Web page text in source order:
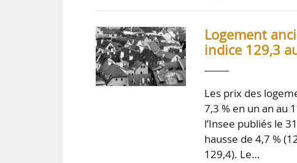
Logement
indice 129,3
Les prix des
7,3 % en un an au 1
l’Insee publiés le
hausse de 4,7 %
129,4). Le…